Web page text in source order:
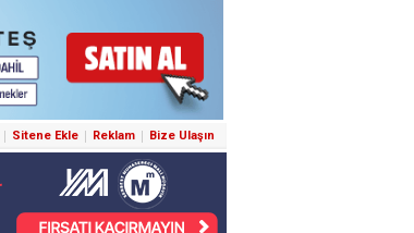
Sitene Ekle Reklam Bize Ulaşın